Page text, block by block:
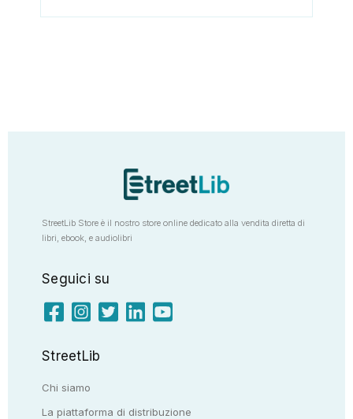
StreetLib Store è il nostro store online dedicato alla vendita diretta di
libri, ebook, e audiolibri
Seguici su
StreetLib
Chi siamo
La piattaforma di distribuzione